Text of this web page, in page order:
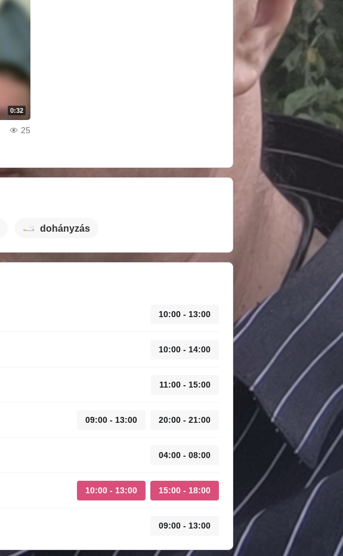
0:32
25
dohányzás
10:00 - 13:00
10:00 - 14:00
11:00 - 15:00
09:00 - 13:00 20:00 - 21:00
04:00 - 08:00
10:00 - 13:00 15:00 - 18:00
09:00 - 13:00